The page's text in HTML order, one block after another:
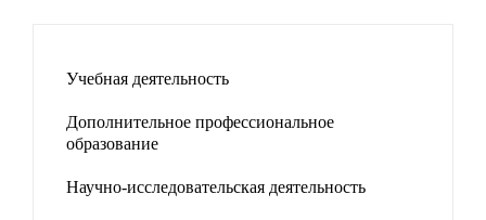
Учебная деятельность
Дополнительное профессиональное
образование
Научно-исследовательская деятельность